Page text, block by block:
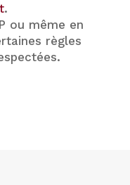
.
ou même en
règles